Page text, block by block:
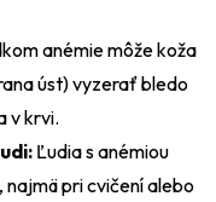
anémie môže koža
úst) vyzerať bledo
v krvi.
Ľudia s anémiou
pri cvičení alebo